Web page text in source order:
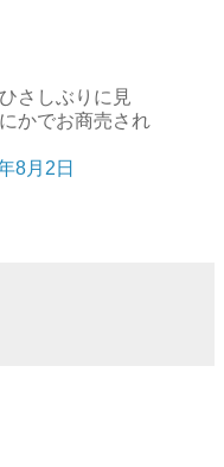
さしぶりに見
かでお商売され
8月2日